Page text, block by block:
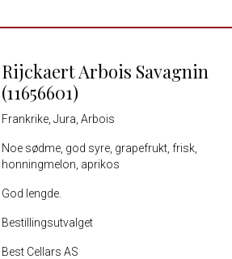
Rijckaert Arbois Savagnin
(11656601)
Frankrike, Jura, Arbois
Noe sødme, god syre, grapefrukt, frisk,
honningmelon, aprikos
God lengde.
Bestillingsutvalget
Best Cellars AS